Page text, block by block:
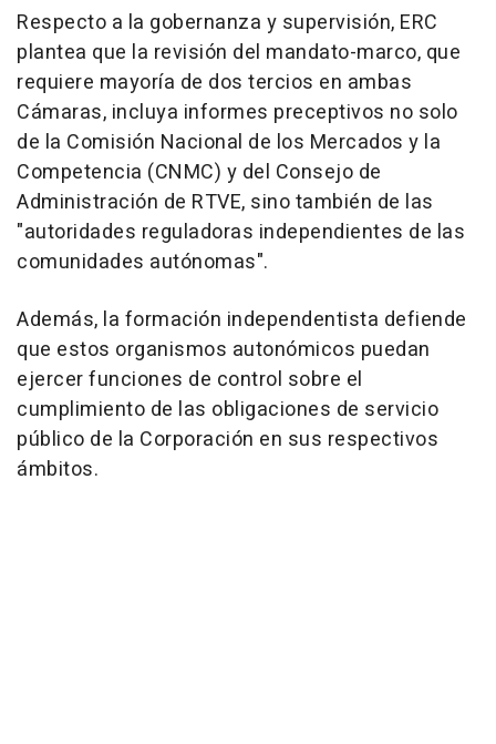
Respecto a la gobernanza y supervisión, ERC
plantea que la revisión del mandato-marco, que
requiere mayoría de dos tercios en ambas
Cámaras, incluya informes preceptivos no solo
de la Comisión Nacional de los Mercados y la
Competencia (CNMC) y del Consejo de
Administración de RTVE, sino también de las
"autoridades reguladoras independientes de las
comunidades autónomas".
Además, la formación independentista defiende
que estos organismos autonómicos puedan
ejercer funciones de control sobre el
cumplimiento de las obligaciones de servicio
público de la Corporación en sus respectivos
ámbitos.